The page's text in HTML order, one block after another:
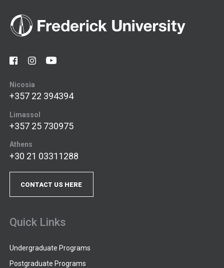
Nicosia
+357 22 394394
Limassol
+357 25 730975
Athens
+30 21 03311288
CONTACT US HERE
Quick Links
Undergraduate Programs
Postgraduate Programs